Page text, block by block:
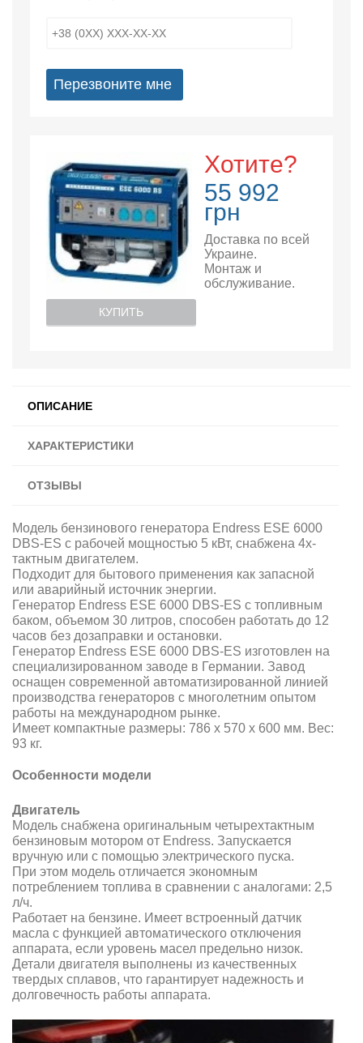
Перезвоните мне
Хотите?
55 992
грн
Доставка по всей
Украине.
Монтаж и
обслуживание.
КУПИТЬ
ОПИСАНИЕ
ХАРАКТЕРИСТИКИ
ОТЗЫВЫ
Модель бензинового генератора Endress ESE 6000
DBS-ES с рабочей мощностью 5 кВт, снабжена 4х-
тактным двигателем.
Подходит для бытового применения как запасной
или аварийный источник энергии.
Генератор Endress ESE 6000 DBS-ES с топливным
баком, объемом 30 литров, способен работать до 12
часов без дозаправки и остановки.
Генератор Endress ESE 6000 DBS-ES изготовлен на
специализированном заводе в Германии. Завод
оснащен современной автоматизированной линией
производства генераторов с многолетним опытом
работы на международном рынке.
Имеет компактные размеры: 786 х 570 х 600 мм. Вес:
93 кг.
Особенности модели
Двигатель
Модель снабжена оригинальным четырехтактным
бензиновым мотором от Endress. Запускается
вручную или с помощью электрического пуска.
При этом модель отличается экономным
потреблением топлива в сравнении с аналогами: 2,5
л/ч.
Работает на бензине. Имеет встроенный датчик
масла с функцией автоматического отключения
аппарата, если уровень масел предельно низок.
Детали двигателя выполнены из качественных
твердых сплавов, что гарантирует надежность и
долговечность работы аппарата.